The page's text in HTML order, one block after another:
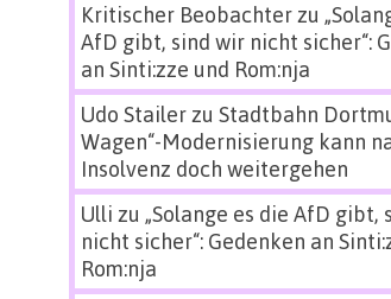
Kritischer Beobachterzu
AfD gibt, sind wir nicht sicher“:
an Sinti:zze und Rom:nja
Udo Stailerzu Stadtbahn
Wagen“-Modernisierung kann
Insolvenz doch weitergehen
Ulli zu „Solange es die AfD gibt,
nicht sicher“: Gedenken an
Rom:nja